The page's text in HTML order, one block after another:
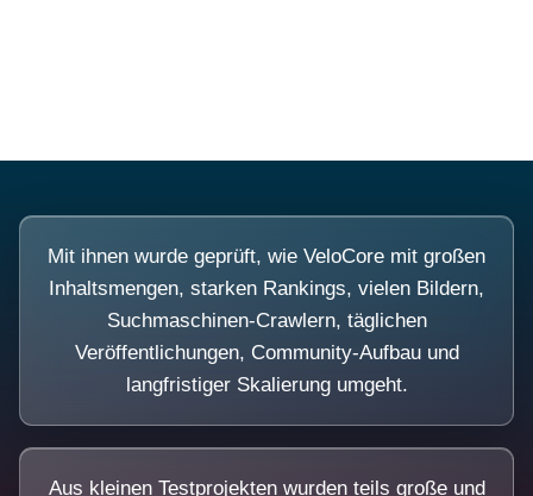
Mit ihnen wurde geprüft, wie VeloCore mit großen
Inhaltsmengen, starken Rankings, vielen Bildern,
Suchmaschinen-Crawlern, täglichen
Veröffentlichungen, Community-Aufbau und
langfristiger Skalierung umgeht.
Aus kleinen Testprojekten wurden teils große und